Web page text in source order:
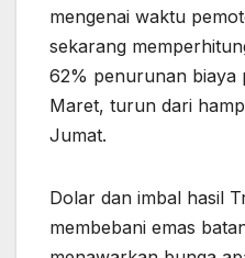
mengenai waktu
sekarang
62% penurunan biaya
Maret, turun dari
Jumat.
Dolar dan imbal hasil
membebani emas